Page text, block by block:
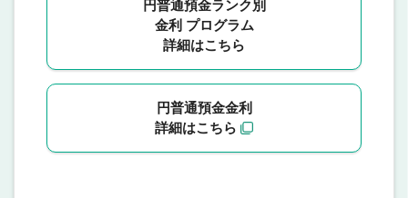
円普通預金ランク別
金利 プログラム
詳細はこちら
円普通預金金利
詳細はこちら